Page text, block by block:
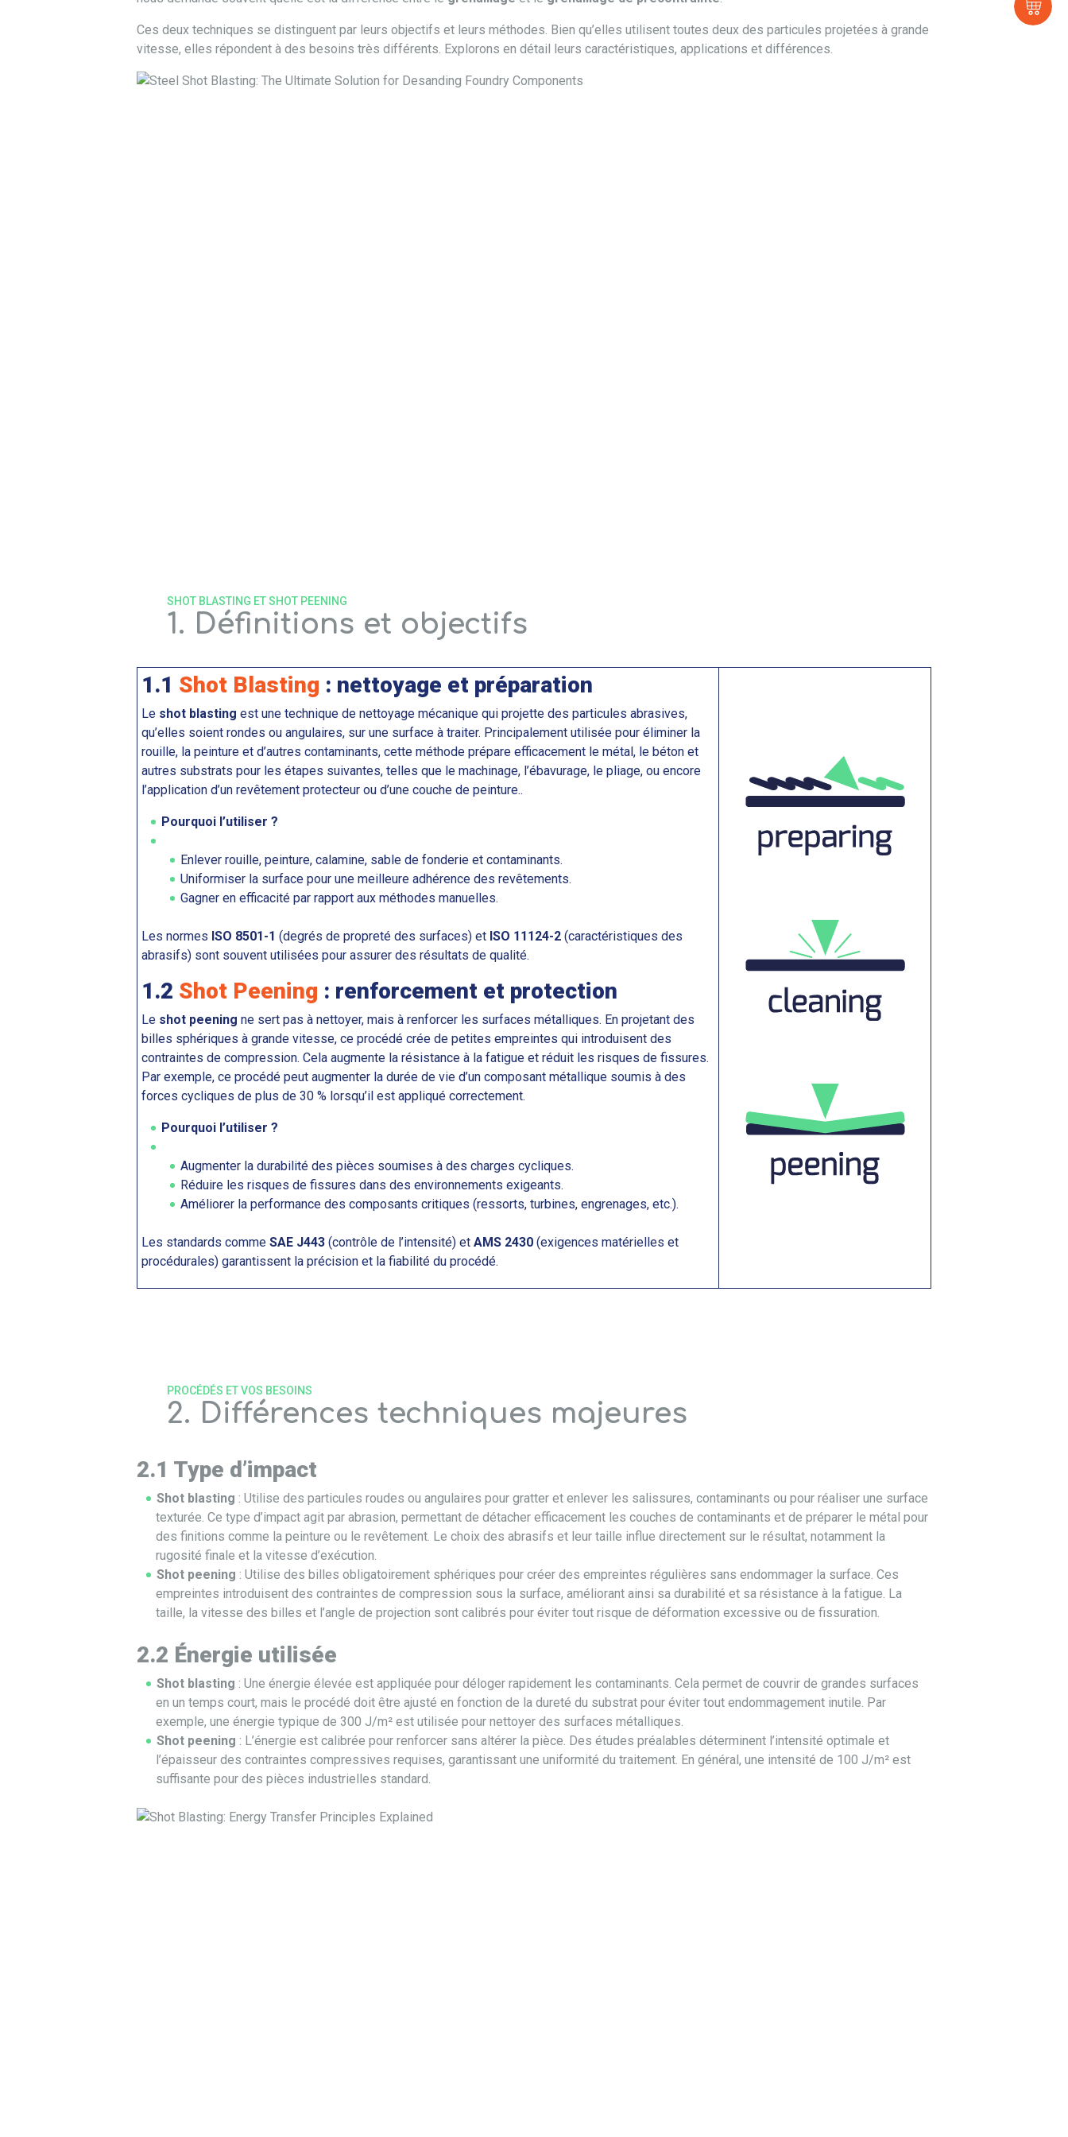
Ces deux techniques se distinguent par leurs objectifs et leurs méthodes. Bien qu’elles utilisent toutes deux des particules projetées à grande
vitesse, elles répondent à des besoins très différents. Explorons en détail leurs caractéristiques, applications et différences.
1. Définitions et objectifs
SHOT BLASTING ET SHOT PEENING
1.1 Shot Blasting : nettoyage et préparation
Le shot blasting est une technique de nettoyage mécanique qui projette des particules abrasives,
qu’elles soient rondes ou angulaires, sur une surface à traiter. Principalement utilisée pour éliminer la
rouille, la peinture et d’autres contaminants, cette méthode prépare efficacement le métal, le béton et
autres substrats pour les étapes suivantes, telles que le machinage, l’ébavurage, le pliage, ou encore
l’application d’un revêtement protecteur ou d’une couche de peinture..
Pourquoi l’utiliser ?
Enlever rouille, peinture, calamine, sable de fonderie et contaminants.
Uniformiser la surface pour une meilleure adhérence des revêtements.
Gagner en efficacité par rapport aux méthodes manuelles.
Les normes ISO 8501-1 (degrés de propreté des surfaces) et ISO 11124-2 (caractéristiques des
abrasifs) sont souvent utilisées pour assurer des résultats de qualité.
1.2 Shot Peening : renforcement et protection
Le shot peening ne sert pas à nettoyer, mais à renforcer les surfaces métalliques. En projetant des
billes sphériques à grande vitesse, ce procédé crée de petites empreintes qui introduisent des
contraintes de compression. Cela augmente la résistance à la fatigue et réduit les risques de fissures.
Par exemple, ce procédé peut augmenter la durée de vie d’un composant métallique soumis à des
forces cycliques de plus de 30 % lorsqu’il est appliqué correctement.
Pourquoi l’utiliser ?
Augmenter la durabilité des pièces soumises à des charges cycliques.
Réduire les risques de fissures dans des environnements exigeants.
Améliorer la performance des composants critiques (ressorts, turbines, engrenages, etc.).
Les standards comme SAE J443 (contrôle de l’intensité) et AMS 2430 (exigences matérielles et
procédurales) garantissent la précision et la fiabilité du procédé.
2. Différences techniques majeures
PROCÉDÉS ET VOS BESOINS
2.1 Type d’impact
Shot blasting : Utilise des particules roudes ou angulaires pour gratter et enlever les salissures, contaminants ou pour réaliser une surface
texturée. Ce type d’impact agit par abrasion, permettant de détacher efficacement les couches de contaminants et de préparer le métal pour
des finitions comme la peinture ou le revêtement. Le choix des abrasifs et leur taille influe directement sur le résultat, notamment la
rugosité finale et la vitesse d’exécution.
Shot peening : Utilise des billes obligatoirement sphériques pour créer des empreintes régulières sans endommager la surface. Ces
empreintes introduisent des contraintes de compression sous la surface, améliorant ainsi sa durabilité et sa résistance à la fatigue. La
taille, la vitesse des billes et l’angle de projection sont calibrés pour éviter tout risque de déformation excessive ou de fissuration.
2.2 Énergie utilisée
Shot blasting : Une énergie élevée est appliquée pour déloger rapidement les contaminants. Cela permet de couvrir de grandes surfaces
en un temps court, mais le procédé doit être ajusté en fonction de la dureté du substrat pour éviter tout endommagement inutile. Par
exemple, une énergie typique de 300 J/m² est utilisée pour nettoyer des surfaces métalliques.
Shot peening : L’énergie est calibrée pour renforcer sans altérer la pièce. Des études préalables déterminent l’intensité optimale et
l’épaisseur des contraintes compressives requises, garantissant une uniformité du traitement. En général, une intensité de 100 J/m² est
suffisante pour des pièces industrielles standard.